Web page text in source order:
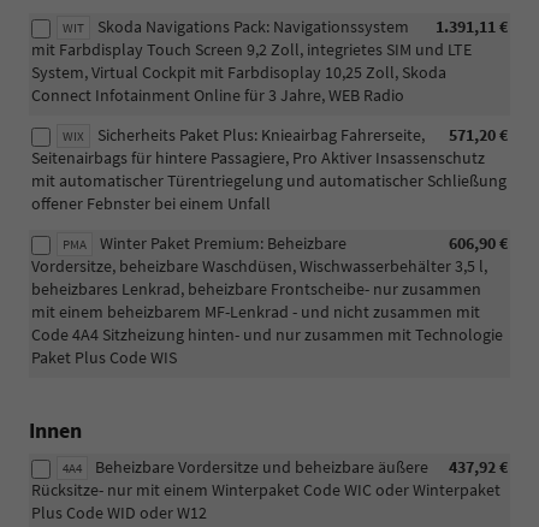
WIT 1.391,11 €
Skoda Navigations Pack: Navigationssystem
mit Farbdisplay Touch Screen 9,2 Zoll, integrietes SIM und LTE
System, Virtual Cockpit mit Farbdisoplay 10,25 Zoll, Skoda
Connect Infotainment Online für 3 Jahre, WEB Radio
WIX 571,20 €
Sicherheits Paket Plus: Knieairbag Fahrerseite,
Seitenairbags für hintere Passagiere, Pro Aktiver Insassenschutz
mit automatischer Türentriegelung und automatischer Schließung
offener Febnster bei einem Unfall
PMA 606,90 €
Winter Paket Premium: Beheizbare
Vordersitze, beheizbare Waschdüsen, Wischwasserbehälter 3,5 l,
beheizbares Lenkrad, beheizbare Frontscheibe- nur zusammen
mit einem beheizbarem MF-Lenkrad - und nicht zusammen mit
Code 4A4 Sitzheizung hinten- und nur zusammen mit Technologie
Paket Plus Code WIS
Innen
4A4 437,92 €
Beheizbare Vordersitze und beheizbare äußere
Rücksitze- nur mit einem Winterpaket Code WIC oder Winterpaket
Plus Code WID oder W12